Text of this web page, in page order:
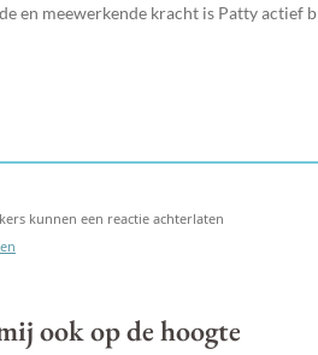
en meewerkende kracht is Patty actief
kunnen een reactie achterlaten
ook op de hoogte